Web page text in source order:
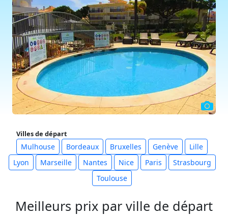
Villes de départ
Mulhouse Bordeaux Bruxelles Genève
Lille
Lyon
Marseille Nantes Nice Paris
Strasbourg
Toulouse
Meilleurs prix par ville de départ